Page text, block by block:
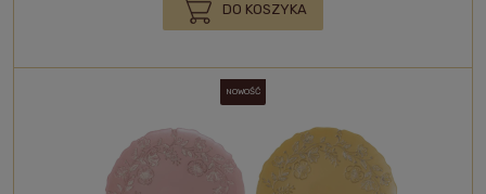
DO KOSZYKA
NOWOŚĆ